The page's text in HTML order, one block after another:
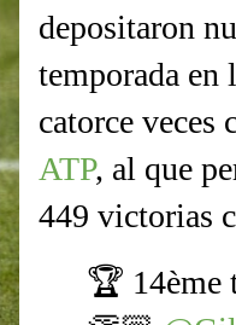
depositaron
temporada en
catorce veces
ATP, al que
449 victorias
🏆 14ème